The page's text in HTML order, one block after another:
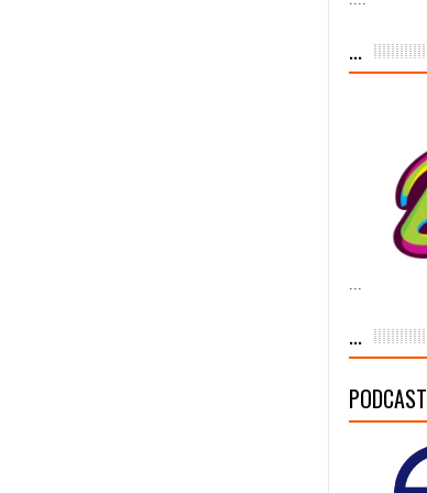
la respuesta frente a tres Alertas Tempranas con
un bus que estaba siendo lavado en la vía pública y
de Licores del Tolima alcanzó el 94 % de la meta de
...
...
PODCAST